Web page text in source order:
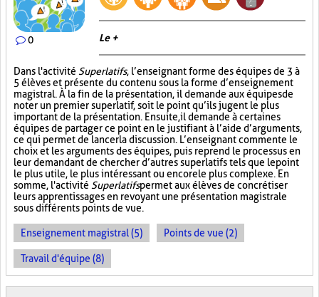
0 Le +
Dans l'activité Superlatifs, l’enseignant forme des équipes de 3 à
5 élèves et présente du contenu sous la forme d’enseignement
magistral. À la fin de la présentation, il demande aux équipes de
noter un premier superlatif, soit le point qu’ils jugent le plus
important de la présentation. Ensuite, il demande à certaines
équipes de partager ce point en le justifiant à l’aide d’arguments,
ce qui permet de lancer la discussion. L’enseignant commente le
choix et les arguments des équipes, puis reprend le processus en
leur demandant de chercher d’autres superlatifs tels que le point
le plus utile, le plus intéressant ou encore le plus complexe. En
somme, l'activité Superlatifspermet aux élèves de concrétiser
leurs apprentissages en revoyant une présentation magistrale
sous différents points de vue.
Enseignement magistral (5) Points de vue (2)
Travail d'équipe (8)